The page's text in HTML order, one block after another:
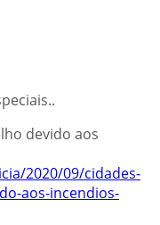
devido aos
2020/09/cidades-
aos-incendios-